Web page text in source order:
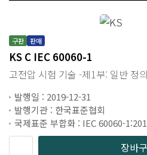
구판 판매
KS C IEC 60060-1
고전압 시험 기술 -제1부: 일반 정
발행일 : 2019-12-31
발행기관 : 한국표준협회
국제표준 부합화 : IEC 60060-
장바